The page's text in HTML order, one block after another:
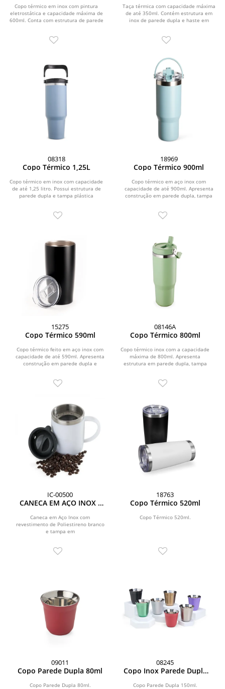
Copo térmico em inox com pintura
eletrostática e capacidade máxima de
600ml. Conta com estrutura de parede
Taça térmica com capacidade máxima
de até 350ml. Contém estrutura em
inox de parede dupla e haste em
08318
Copo Térmico 1,25L
Copo térmico em inox com capacidade
de até 1,25 litro. Possui estrutura de
parede dupla e tampa plástica
18969
Copo Térmico 900ml
Copo térmico em aço inox com
capacidade de até 900ml. Apresenta
construção em parede dupla, tampa
15275
Copo Térmico 590ml
Copo térmico feito em aço inox com
capacidade de até 590ml. Apresenta
construção em parede dupla e
08146A
Copo Térmico 800ml
Copo térmico inox com a capacidade
máxima de 800ml. Apresenta
estrutura em parede dupla, tampa
IC-00500
CANECA EM AÇO INOX /
Caneca em Aço Inox com
revestimento de Poliestireno branco
e tampa em
18763
Copo Térmico 520ml
Copo Térmico 520ml.
09011
Copo Parede Dupla 80ml
Copo Parede Dupla 80ml.
08245
Copo Inox Parede Dupla
Copo Parede Dupla 150ml.